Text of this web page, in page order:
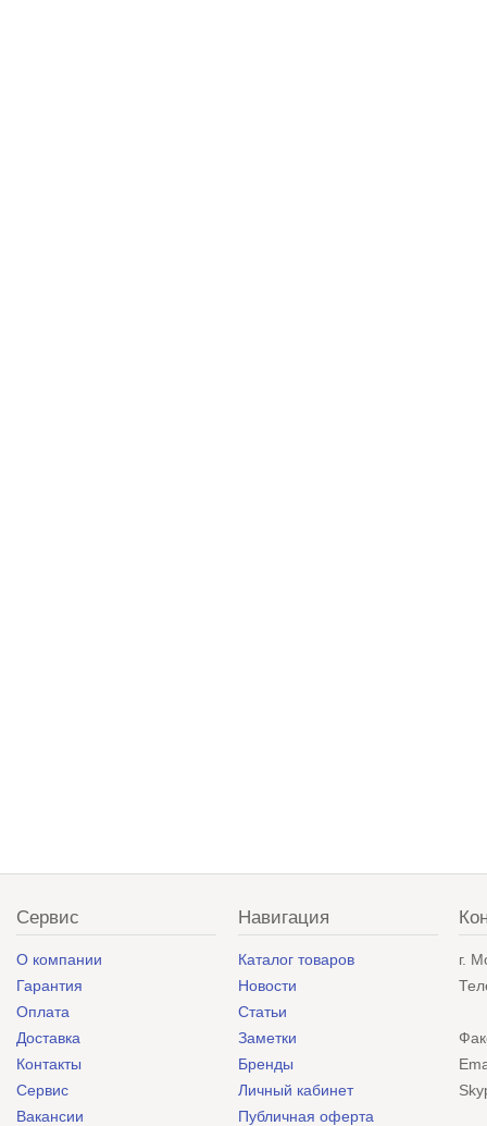
Сервис
О компании
Гарантия
Оплата
Доставка
Контакты
Сервис
Вакансии
Навигация
Каталог товаров
Новости
Статьи
Заметки
Бренды
Личный кабинет
Публичная оферта
г.